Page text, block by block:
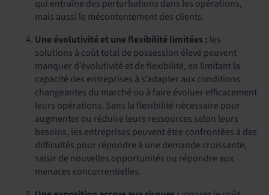
qui entraîne des perturbations dans les opérations,
mais aussi le mécontentement des clients.
Une évolutivité et une flexibilité limitées : les
solutions à coût total de possession élevé peuvent
manquer d’évolutivité et de flexibilité, en limitant la
capacité des entreprises à s’adapter aux conditions
changeantes du marché ou à faire évoluer efficacement
leurs opérations. Sans la flexibilité nécessaire pour
augmenter ou réduire leurs ressources selon leurs
besoins, les entreprises peuvent être confrontées à des
difficultés pour répondre à une demande croissante,
saisir de nouvelles opportunités ou répondre aux
menaces concurrentielles.